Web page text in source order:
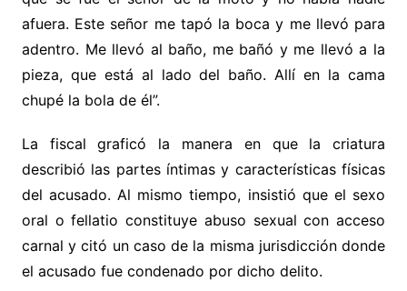
afuera. Este señor me tapó la boca y me llevó para
adentro. Me llevó al baño, me bañó y me llevó a la
pieza, que está al lado del baño. Allí en la cama
chupé la bola de él”.
La fiscal graficó la manera en que la criatura
describió las partes íntimas y características físicas
del acusado. Al mismo tiempo, insistió que el sexo
oral o fellatio constituye abuso sexual con acceso
carnal y citó un caso de la misma jurisdicción donde
el acusado fue condenado por dicho delito.